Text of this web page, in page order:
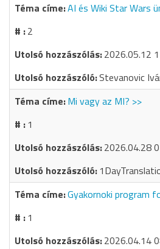
AI és Wiki Star Wars
2
2026.05.12
Stevanovic
Mi vagy az MI? >>
1
2026.04.28
Gyakornoki program
1
2026.04.14